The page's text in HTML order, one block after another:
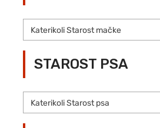
Katerikoli Starost mačke
STAROST PSA
Katerikoli Starost psa